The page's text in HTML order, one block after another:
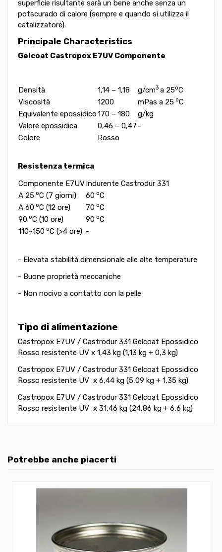
superficie risultante sarà un bene anche senza un
potscurado di calore (sempre e quando si utilizza il
catalizzatore).
Principale Characteristics
Gelcoat Castropox E7UV Componente
Densità 1,14 – 1,18 g/cm3 a 25oC
Viscosità
1200 mPas a 25 oC
Equivalente epossidico170 – 180
g/kg
Valore epossidica
0,46 – 0,47 -
Colore
Rosso
Resistenza termica
Componente E7UVIndurente Castrodur 331
A 25 oC (7 giorni) 60 oC
A 60 oC (12 ore) 70 oC
90 oC (10 ore) 90 oC
110~150 oC (>4 ore) -
- Elevata stabilità dimensionale alle alte temperature
- Buone proprietà meccaniche
- Non nocivo a contatto con la pelle
Tipo di alimentazione
Castropox E7UV / Castrodur 331 Gelcoat Epossidico
Rosso resistente UV x 1,43 kg (1,13 kg + 0,3 kg)
Castropox E7UV / Castrodur 331 Gelcoat Epossidico
Rosso resistente UV x 6,44 kg (5,09 kg + 1,35 kg)
Castropox E7UV / Castrodur 331 Gelcoat Epossidico
Rosso resistente UV x 31,46 kg (24,86 kg + 6,6 kg)
Potrebbe anche piacerti